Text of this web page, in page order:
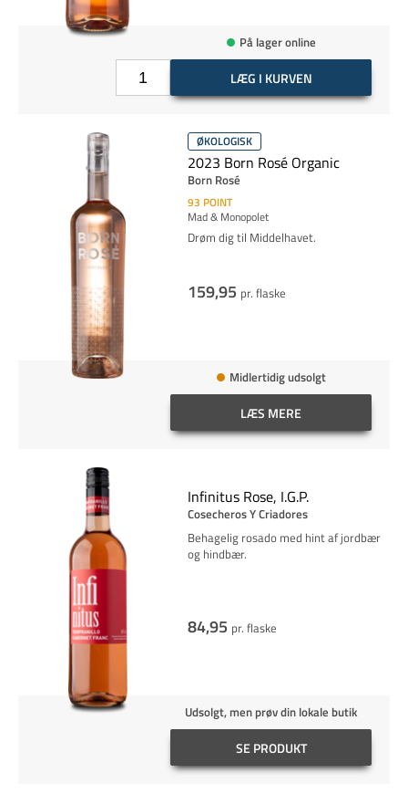
På lager online
LÆG I KURVEN
ØKOLOGISK
2023 Born Rosé Organic
Born Rosé
93 POINT
Mad & Monopolet
Drøm dig til Middelhavet.
159,95 pr. flaske
Midlertidig udsolgt
LÆS MERE
Infinitus Rose, I.G.P.
Cosecheros Y Criadores
Behagelig rosado med hint af jordbær
og hindbær.
84,95 pr. flaske
Udsolgt, men prøv din lokale butik
SE PRODUKT